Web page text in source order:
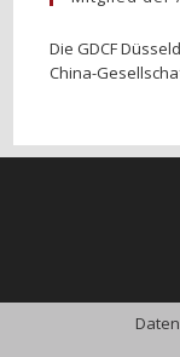
Die GDCF
China-